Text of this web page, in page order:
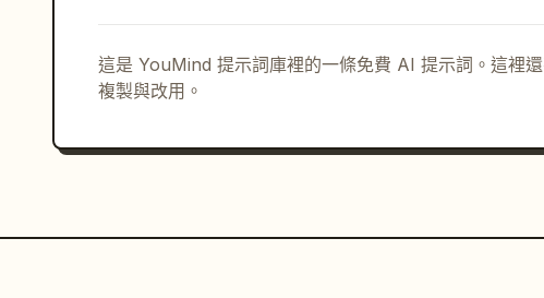
這是 YouMind 提示詞庫裡的一條免費 AI 提示詞。這裡
複製與改用。